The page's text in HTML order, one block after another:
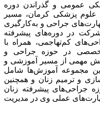
عمومی و گذراندن دوره
علوم پزشکی کرمان، مسیر
جراحی و به‌کارگیری
در دوره‌های پیشرفته
کم‌تهاجمی، همراه با
تخصصی در حوزه جراحی و
مهمی از مسیر آموزشی و
مجموعه آموزش‌ها شامل
و ترمیم زنان و همچنین
جراحی‌های پیشرفته زنان
عملی وی در مدیریت